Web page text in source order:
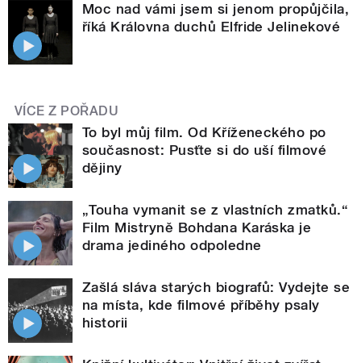
Moc nad vámi jsem si jenom propůjčila,
říká Královna duchů Elfride Jelinekové
VÍCE Z POŘADU
To byl můj film. Od Kříženeckého po
současnost: Pusťte si do uší filmové
dějiny
„Touha vymanit se z vlastních zmatků.“
Film Mistryně Bohdana Karáska je
drama jediného odpoledne
Zašlá sláva starých biografů: Vydejte se
na místa, kde filmové příběhy psaly
historii